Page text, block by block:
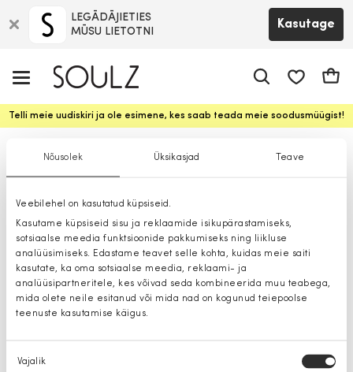
Nõusolek Üksikasjad Teave
Veebilehel on kasutatud küpsiseid.
Kasutame küpsiseid sisu ja reklaamide isikupärastamiseks,
sotsiaalse meedia funktsioonide pakkumiseks ning liikluse
analüüsimiseks. Edastame teavet selle kohta, kuidas meie saiti
kasutate, ka oma sotsiaalse meedia, reklaami- ja
analüüsipartneritele, kes võivad seda kombineerida muu teabega,
mida olete neile esitanud või mida nad on kogunud teiepoolse
teenuste kasutamise käigus.
Nõusoleku
Vajalik
LEGĀDĀJIETIES
MŪSU LIETOTNI
Kasutage
Telli meie uudiskiri ja ole esimene, kes saab teada meie soodusmüügist!
Käekotid